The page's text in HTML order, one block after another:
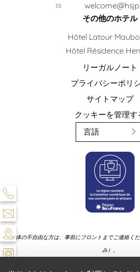
その他のホテル
Hôtel Latour
Hôtel Résidence
リーガルノート
プライバシーポリ
サイトマップ
クッキーを管理す
言語
身体の不自由な方は、事前にフロントまでご連絡く
み）。